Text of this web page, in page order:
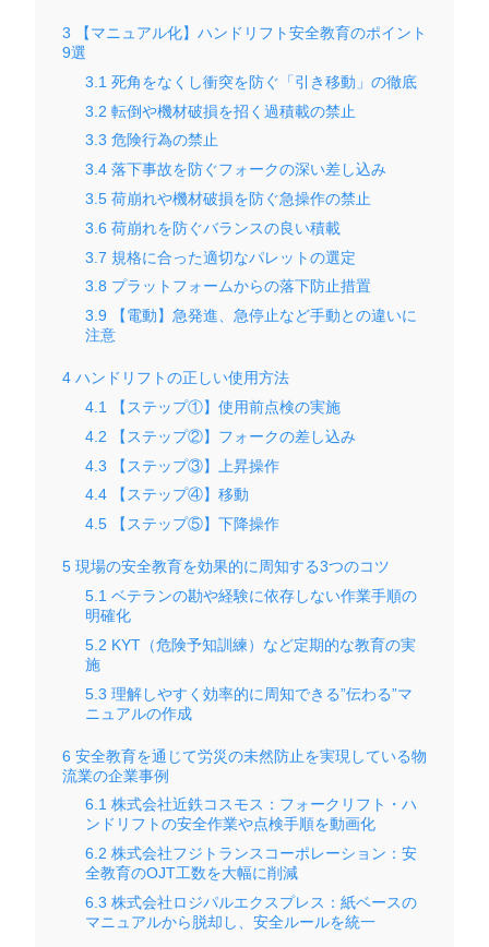
3 【マニュアル化】ハンドリフト安全教育のポイント
9選
3.1 死角をなくし衝突を防ぐ「引き移動」の徹底
3.2 転倒や機材破損を招く過積載の禁止
3.3 危険行為の禁止
3.4 落下事故を防ぐフォークの深い差し込み
3.5 荷崩れや機材破損を防ぐ急操作の禁止
3.6 荷崩れを防ぐバランスの良い積載
3.7 規格に合った適切なパレットの選定
3.8 プラットフォームからの落下防止措置
3.9 【電動】急発進、急停止など手動との違いに
注意
4 ハンドリフトの正しい使用方法
4.1
【ステップ①】使用前点検の実施
4.2 【ステップ②】フォークの差し込み
4.3 【ステップ③】上昇操作
4.4 【ステップ④】移動
4.5 【ステップ⑤】下降操作
5 現場の安全教育を効果的に周知する3つのコツ
5.1 ベテランの勘や経験に依存しない作業手順の
明確化
5.2 KYT（危険予知訓練）など定期的な教育の実
施
5.3 理解しやすく効率的に周知できる”伝わる”マ
ニュアルの作成
6 安全教育を通じて労災の未然防止を実現している物
流業の企業事例
6.1 株式会社近鉄コスモス：フォークリフト・ハ
ンドリフトの安全作業や点検手順を動画化
6.2 株式会社フジトランスコーポレーション：安
全教育のOJT工数を大幅に削減
6.3 株式会社ロジパルエクスプレス：紙ベースの
マニュアルから脱却し、安全ルールを統一